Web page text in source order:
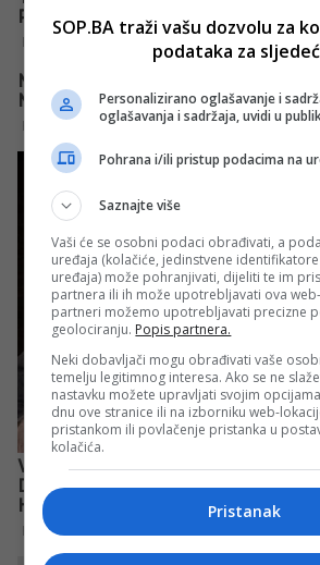
SOP.BA traži vašu dozvolu za
podataka za
Personalizirano oglašavanje i
oglašavanja i sadržaja, uvidi u
Pohrana i/ili pristup podacima na
Saznajte više
Vaši će se osobni podaci obrađivati, a
uređaja (kolačiće, jedinstvene
uređaja) može pohranjivati, dijeliti te im
partnera ili ih može upotrebljavati ova
partneri možemo upotrebljavati precizne
geolociranju. Popis partnera.
Neki dobavljači mogu obrađivati vaše
temelju legitimnog interesa. Ako se ne
nastavku možete upravljati svojim
dnu ove stranice ili na izborniku web-
pristankom ili povlačenje pristanka u
kolačića.
Pristanak